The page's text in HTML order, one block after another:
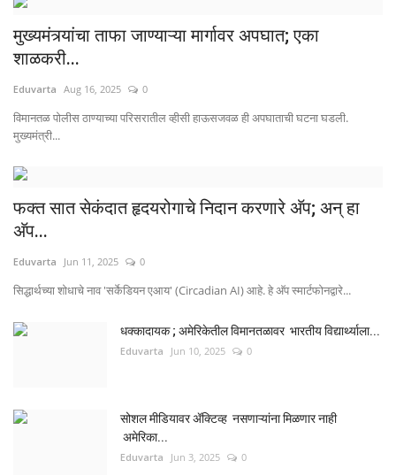
मुख्यमंत्र्यांचा ताफा जाण्याऱ्या मार्गावर अपघात; एका
शाळकरी...
Eduvarta Aug 16, 2025 0
विमानतळ पोलीस ठाण्याच्या परिसरातील व्हीसी हाऊसजवळ ही अपघाताची घटना घडली.
मुख्यमंत्री...
फक्त सात सेकंदात हृदयरोगाचे निदान करणारे अ‍ॅप; अन् हा
अ‍ॅप...
Eduvarta Jun 11, 2025 0
सिद्धार्थच्या शोधाचे नाव 'सर्केडियन एआय' (Circadian AI) आहे. हे अ‍ॅप स्मार्टफोनद्वारे...
धक्कादायक ; अमेरिकेतील विमानतळावर भारतीय विद्यार्थ्याला...
Eduvarta Jun 10, 2025 0
सोशल मीडियावर ॲक्टिव्ह नसणाऱ्यांना मिळणार नाही
अमेरिका...
Eduvarta Jun 3, 2025 0